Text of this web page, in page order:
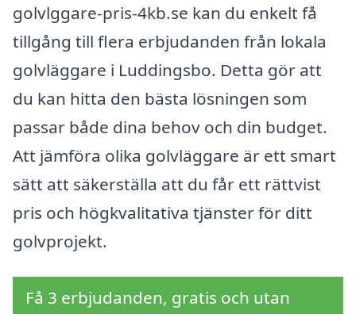
golvlggare-pris-4kb.se kan du enkelt få
tillgång till flera erbjudanden från lokala
golvläggare i Luddingsbo. Detta gör att
du kan hitta den bästa lösningen som
passar både dina behov och din budget.
Att jämföra olika golvläggare är ett smart
sätt att säkerställa att du får ett rättvist
pris och högkvalitativa tjänster för ditt
golvprojekt.
Få 3 erbjudanden, gratis och utan